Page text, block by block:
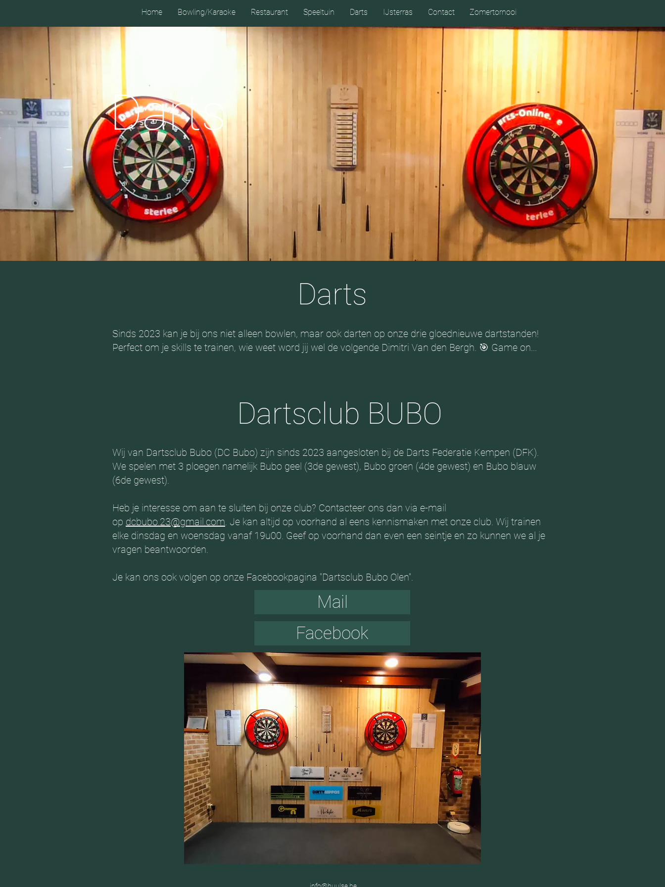
Home Bowling/Karaoke Restaurant Speeltuin Darts IJsterras Contact Zomertornooi
Darts
Darts
Sinds 2023 kan je bij ons niet alleen bowlen, maar ook darten op onze drie gloednieuwe dartstanden!
Perfect om je skills te trainen, wie weet word jij wel de volgende Dimitri Van den Bergh. 🎯 Game on...
Dartsclub BUBO
Wij van Dartsclub Bubo (DC Bubo) zijn sinds 2023 aangesloten bij de Darts Federatie Kempen (DFK).
We spelen met 3 ploegen namelijk Bubo geel (3de gewest), Bubo groen (4de gewest) en Bubo blauw
(6de gewest).
Heb je interesse om aan te sluiten bij onze club? Contacteer ons dan via e-mail
op dcbubo.23@gmail.com. Je kan altijd op voorhand al eens kennismaken met onze club. Wij trainen
elke dinsdag en woensdag vanaf 19u00. Geef op voorhand dan even een seintje en zo kunnen we al je
vragen beantwoorden.
Je kan ons ook volgen op onze Facebookpagina "Dartsclub Bubo Olen".
Mail
Facebook